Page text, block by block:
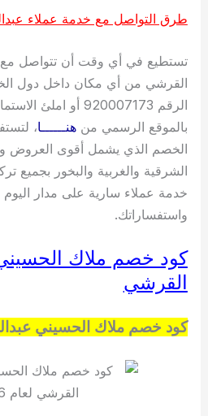
طرق التواصل مع خدمة عملاء
تستطيع في أي وقت أن تتواصل مع
القرشي من أي مكان داخل دول
الرقم 920007173 أو
بالموقع الرسمي منهنــــــا،
الخصم الذي يشمل أقوى العروض
الشرقية والغربية والبخور بجميع
خدمة عملاء سارية على مدار
واستفساراتك.
كود خصم ملاك
القرشي
كود خصم ملاك الحسيني